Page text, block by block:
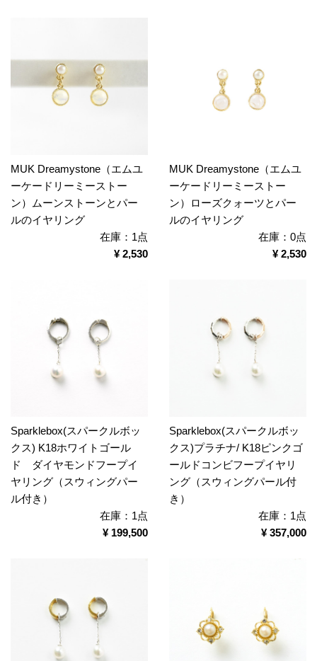
MUK Dreamystone（エムユ
ーケードリーミーストー
ン）ムーンストーンとパー
ルのイヤリング
在庫：1点
¥ 2,530
MUK Dreamystone（エムユ
ーケードリーミーストー
ン）ローズクォーツとパー
ルのイヤリング
在庫：0点
¥ 2,530
Sparklebox(スパークルボッ
クス) K18ホワイトゴール
ド ダイヤモンドフープイ
ヤリング（スウィングパー
ル付き）
在庫：1点
¥ 199,500
Sparklebox(スパークルボッ
クス)プラチナ/ K18ピンクゴ
ールドコンビフープイヤリ
ング（スウィングパール付
き）
在庫：1点
¥ 357,000